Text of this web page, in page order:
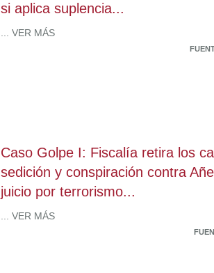
si aplica suplencia...
... VER MÁS
Caso Golpe I: Fiscalía retira los
sedición y conspiración contra
juicio por terrorismo...
... VER MÁS